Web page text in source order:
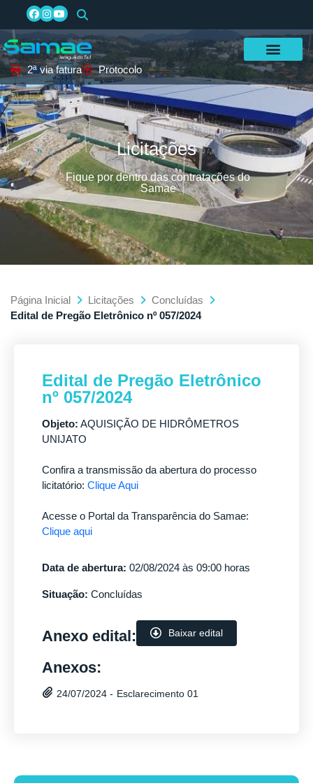
2ª via fatura Protocolo
Licitações
Fique por dentro das contratações do
Samae
Página Inicial Licitações
Concluídas
Edital de Pregão Eletrônico nº 057/2024
Edital de Pregão Eletrônico
nº 057/2024
Objeto: AQUISIÇÃO DE HIDRÔMETROS
UNIJATO
Confira a transmissão da abertura do processo
licitatório: Clique Aqui
Acesse o Portal da Transparência do Samae:
Clique aqui
Data de abertura: 02/08/2024 às 09:00 horas
Situação: Concluídas
Anexo edital: Baixar edital
Anexos:
24/07/2024 - Esclarecimento 01